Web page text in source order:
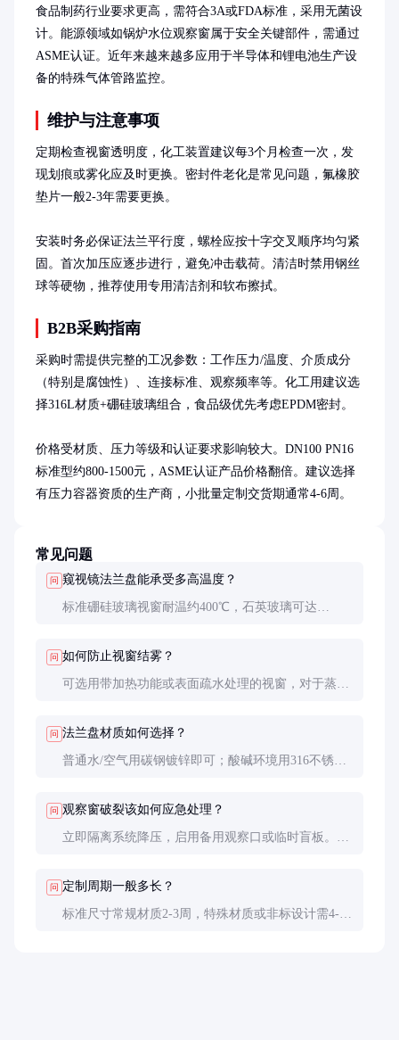
食品制药行业要求更高，需符合3A或FDA标准，采用无菌设
计。能源领域如锅炉水位观察窗属于安全关键部件，需通过
ASME认证。近年来越来越多应用于半导体和锂电池生产设
备的特殊气体管路监控。
维护与注意事项
定期检查视窗透明度，化工装置建议每3个月检查一次，发
现划痕或雾化应及时更换。密封件老化是常见问题，氟橡胶
垫片一般2-3年需要更换。
安装时务必保证法兰平行度，螺栓应按十字交叉顺序均匀紧
固。首次加压应逐步进行，避免冲击载荷。清洁时禁用钢丝
球等硬物，推荐使用专用清洁剂和软布擦拭。
B2B采购指南
采购时需提供完整的工况参数：工作压力/温度、介质成分
（特别是腐蚀性）、连接标准、观察频率等。化工用建议选
择316L材质+硼硅玻璃组合，食品级优先考虑EPDM密封。
价格受材质、压力等级和认证要求影响较大。DN100 PN16
标准型约800-1500元，ASME认证产品价格翻倍。建议选择
有压力容器资质的生产商，小批量定制交货期通常4-6周。
常见问题
问 窥视镜法兰盘能承受多高温度？
标准硼硅玻璃视窗耐温约400℃，石英玻璃可达
问 如何防止视窗结雾？
可选用带加热功能或表面疏水处理的视窗，对于蒸汽
问 法兰盘材质如何选择？
普通水/空气用碳钢镀锌即可；酸碱环境用316不锈
问 观察窗破裂该如何应急处理？
立即隔离系统降压，启用备用观察口或临时盲板。更
问 定制周期一般多长？
标准尺寸常规材质2-3周，特殊材质或非标设计需4-6